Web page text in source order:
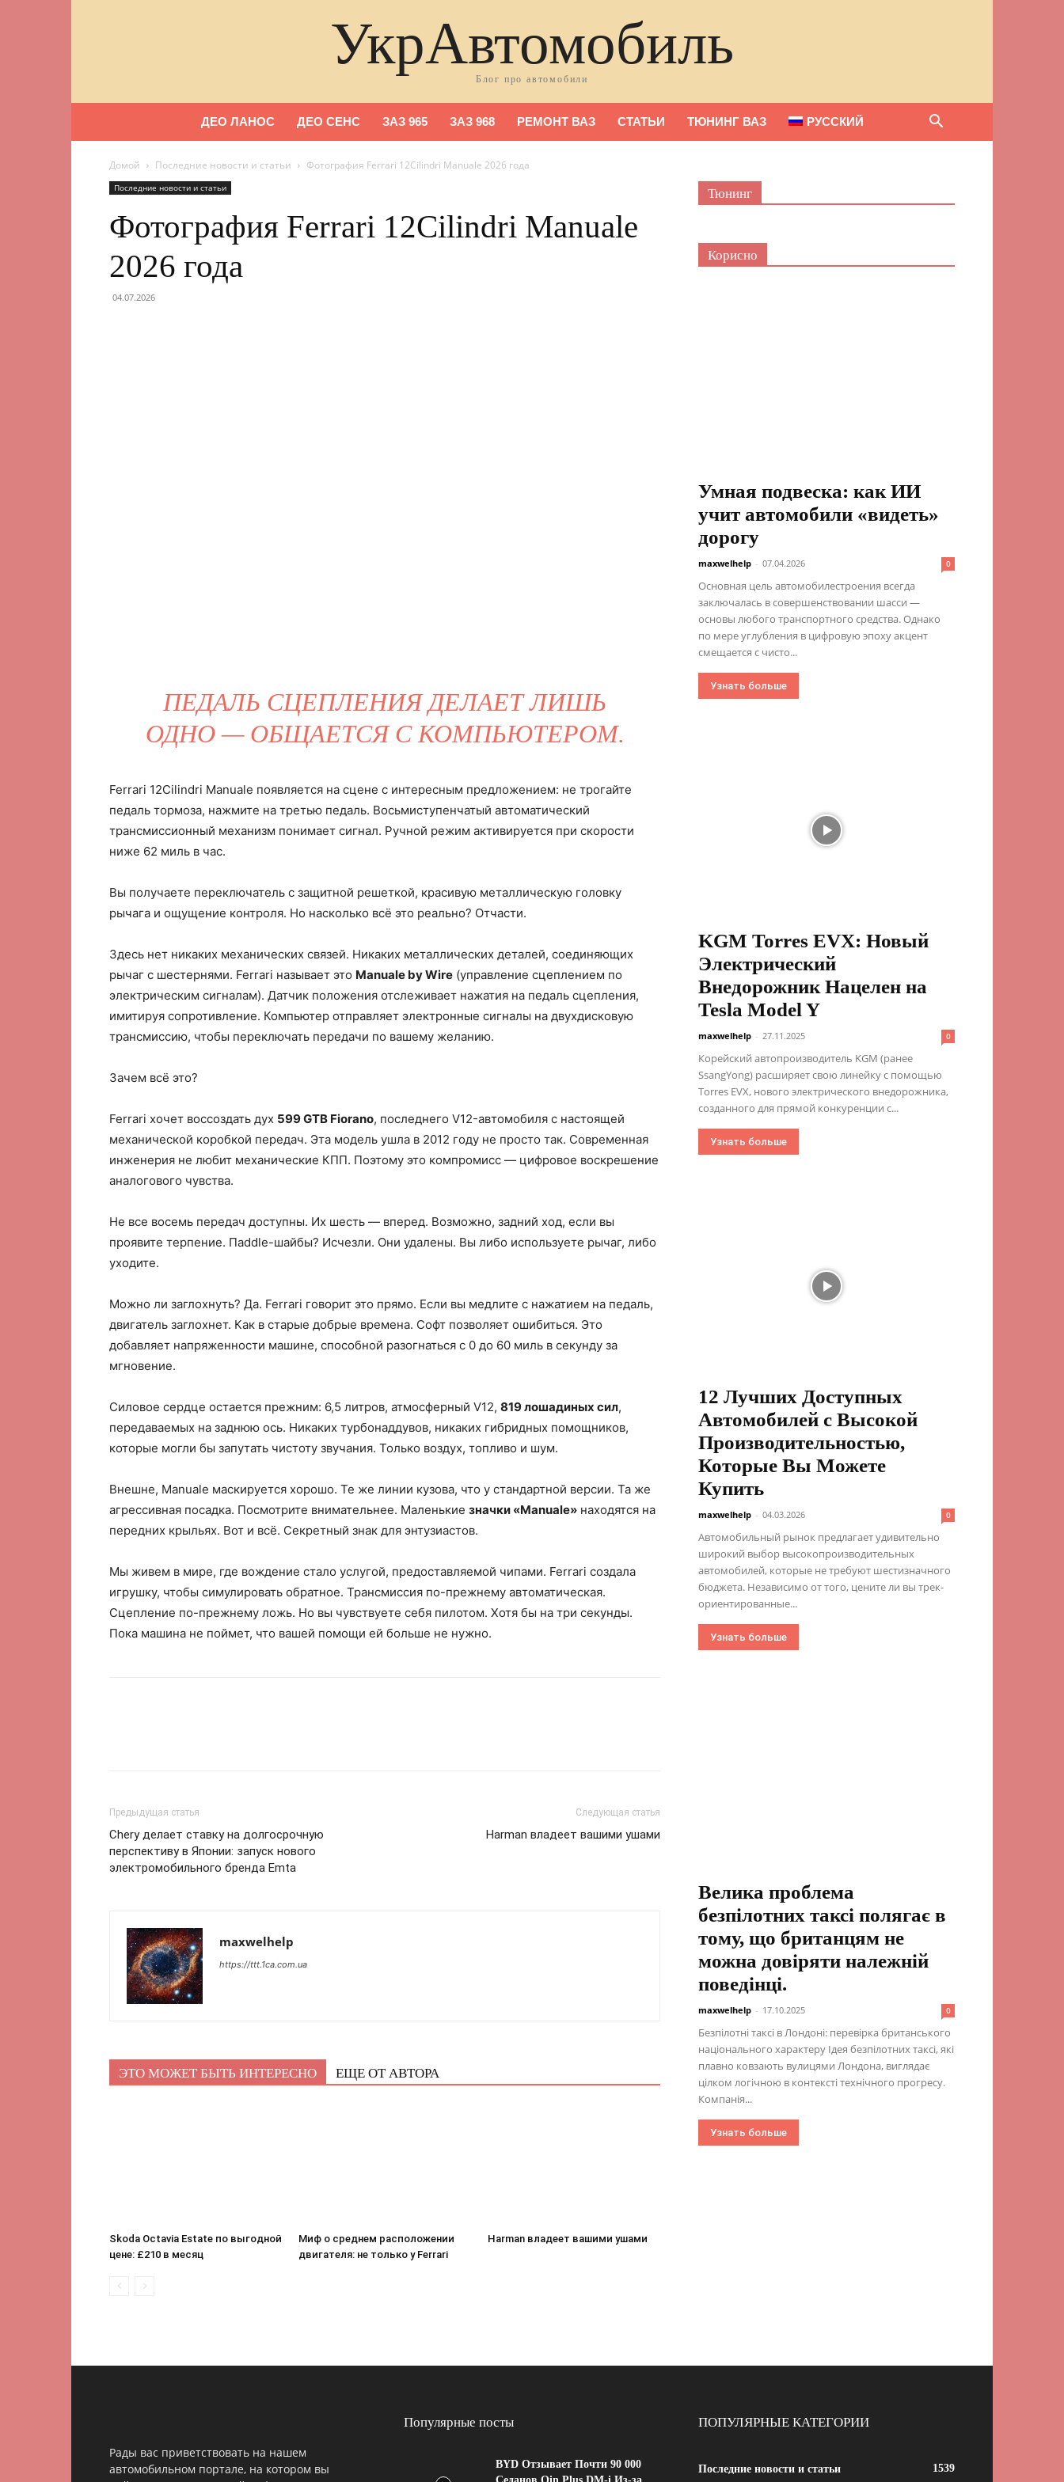
УкрАвтомобиль
Блог про автомобили
ДЕО ЛАНОС ДЕО СЕНС ЗАЗ 965 ЗАЗ 968 РЕМОНТ ВАЗ СТАТЬИ ТЮНИНГ ВАЗ РУССКИЙ
Домой Последние новости и статьи Фотография Ferrari 12Cilindri Manuale 2026 года
Последние новости и статьи
Фотография Ferrari 12Cilindri Manuale
2026 года
04.07.2026
ПЕДАЛЬ СЦЕПЛЕНИЯ ДЕЛАЕТ ЛИШЬ
ОДНО — ОБЩАЕТСЯ С КОМПЬЮТЕРОМ.
Ferrari 12Cilindri Manuale появляется на сцене с интересным предложением: не трогайте
педаль тормоза, нажмите на третью педаль. Восьмиступенчатый автоматический
трансмиссионный механизм понимает сигнал. Ручной режим активируется при скорости
ниже 62 миль в час.
Вы получаете переключатель с защитной решеткой, красивую металлическую головку
рычага и ощущение контроля. Но насколько всё это реально? Отчасти.
Здесь нет никаких механических связей. Никаких металлических деталей, соединяющих
рычаг с шестернями. Ferrari называет это Manuale by Wire (управление сцеплением по
электрическим сигналам). Датчик положения отслеживает нажатия на педаль сцепления,
имитируя сопротивление. Компьютер отправляет электронные сигналы на двухдисковую
трансмиссию, чтобы переключать передачи по вашему желанию.
Зачем всё это?
Ferrari хочет воссоздать дух 599 GTB Fiorano, последнего V12-автомобиля с настоящей
механической коробкой передач. Эта модель ушла в 2012 году не просто так. Современная
инженерия не любит механические КПП. Поэтому это компромисс — цифровое воскрешение
аналогового чувства.
Не все восемь передач доступны. Их шесть — вперед. Возможно, задний ход, если вы
проявите терпение. Пaddle-шайбы? Исчезли. Они удалены. Вы либо используете рычаг, либо
уходите.
Можно ли заглохнуть? Да. Ferrari говорит это прямо. Если вы медлите с нажатием на педаль,
двигатель заглохнет. Как в старые добрые времена. Софт позволяет ошибиться. Это
добавляет напряженности машине, способной разогнаться с 0 до 60 миль в секунду за
мгновение.
Силовое сердце остается прежним: 6,5 литров, атмосферный V12, 819 лошадиных сил,
передаваемых на заднюю ось. Никаких турбонаддувов, никаких гибридных помощников,
которые могли бы запутать чистоту звучания. Только воздух, топливо и шум.
Внешне, Manuale маскируется хорошо. Те же линии кузова, что у стандартной версии. Та же
агрессивная посадка. Посмотрите внимательнее. Маленькие значки «Manuale» находятся на
передних крыльях. Вот и всё. Секретный знак для энтузиастов.
Мы живем в мире, где вождение стало услугой, предоставляемой чипами. Ferrari создала
игрушку, чтобы симулировать обратное. Трансмиссия по-прежнему автоматическая.
Сцепление по-прежнему ложь. Но вы чувствуете себя пилотом. Хотя бы на три секунды.
Пока машина не поймет, что вашей помощи ей больше не нужно.
Предыдущая статья
Chery делает ставку на долгосрочную
перспективу в Японии: запуск нового
электромобильного бренда Emta
Следующая статья
Harman владеет вашими ушами
maxwelhelp
https://ttt.1ca.com.ua
ЭТО МОЖЕТ БЫТЬ ИНТЕРЕСНО ЕЩЕ ОТ АВТОРА
Skoda Octavia Estate по выгодной
цене: £210 в месяц
Миф о среднем расположении
двигателя: не только у Ferrari
Harman владеет вашими ушами
Тюнинг
Корисно
Умная подвеска: как ИИ
учит автомобили «видеть»
дорогу
maxwelhelp - 07.04.2026 0
Основная цель автомобилестроения всегда
заключалась в совершенствовании шасси —
основы любого транспортного средства. Однако
по мере углубления в цифровую эпоху акцент
смещается с чисто...
Узнать больше
KGM Torres EVX: Новый
Электрический
Внедорожник Нацелен на
Tesla Model Y
maxwelhelp - 27.11.2025 0
Корейский автопроизводитель KGM (ранее
SsangYong) расширяет свою линейку с помощью
Torres EVX, нового электрического внедорожника,
созданного для прямой конкуренции с...
Узнать больше
12 Лучших Доступных
Автомобилей с Высокой
Производительностью,
Которые Вы Можете
Купить
maxwelhelp - 04.03.2026 0
Автомобильный рынок предлагает удивительно
широкий выбор высокопроизводительных
автомобилей, которые не требуют шестизначного
бюджета. Независимо от того, цените ли вы трек-
ориентированные...
Узнать больше
Велика проблема
безпілотних таксі полягає в
тому, що британцям не
можна довіряти належній
поведінці.
maxwelhelp - 17.10.2025 0
Безпілотні таксі в Лондоні: перевірка британського
національного характеру Ідея безпілотних таксі, які
плавно ковзають вулицями Лондона, виглядає
цілком логічною в контексті технічного прогресу.
Компанія...
Узнать больше
Рады вас приветствовать на нашем
автомобильном портале, на котором вы
Популярные посты
BYD Отзывает Почти 90 000
ПОПУЛЯРНЫЕ КАТЕГОРИИ
Последние новости и статьи 1539